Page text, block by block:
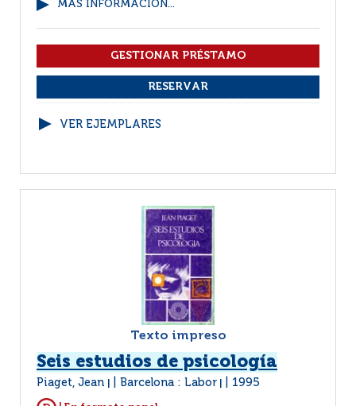
MÁS INFORMACIÓN...
VER EJEMPLARES
Texto impreso
Seis estudios de psicología
Piaget, Jean Barcelona : Labor 1995